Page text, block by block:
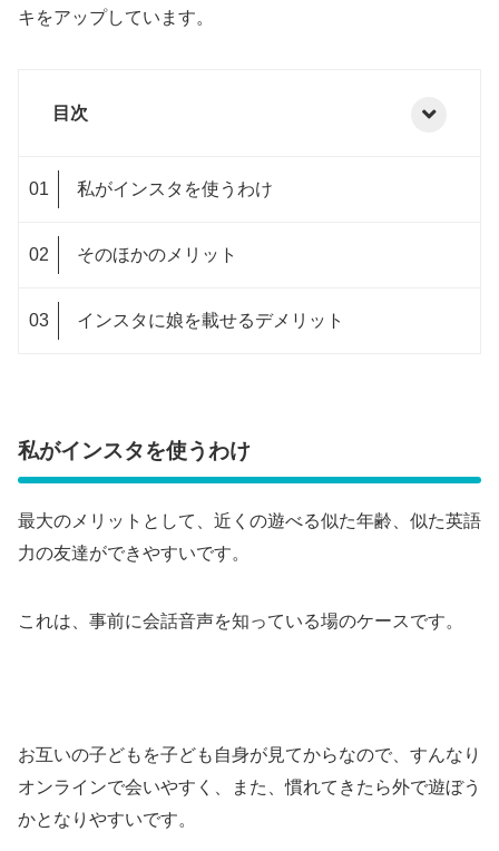
キをアップしています。
目次
私がインスタを使うわけ
そのほかのメリット
インスタに娘を載せるデメリット
私がインスタを使うわけ
最大のメリットとして、近くの遊べる似た年齢、似た英語
力の友達ができやすいです。
これは、事前に会話音声を知っている場のケースです。
お互いの子どもを子ども自身が見てからなので、すんなり
オンラインで会いやすく、また、慣れてきたら外で遊ぼう
かとなりやすいです。